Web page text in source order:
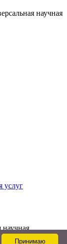
научная
услуг
Принимаю